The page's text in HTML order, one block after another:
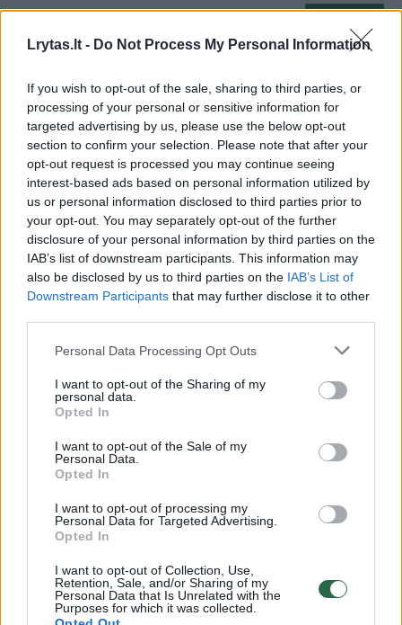
Lrytas.lt - Do Not Process My Personal Information
If you wish to opt-out of the sale, sharing to third parties, or
processing of your personal or sensitive information for
targeted advertising by us, please use the below opt-out
section to confirm your selection. Please note that after your
opt-out request is processed you may continue seeing
interest-based ads based on personal information utilized by
us or personal information disclosed to third parties prior to
your opt-out. You may separately opt-out of the further
disclosure of your personal information by third parties on the
IAB’s list of downstream participants. This information may
also be disclosed by us to third parties on the IAB’s List of
Downstream Participants that may further disclose it to other
Personal Data Processing Opt Outs
I want to opt-out of the Sharing of my
personal data.
Opted In
I want to opt-out of the Sale of my
Personal Data.
Opted In
I want to opt-out of processing my
Personal Data for Targeted Advertising.
Opted In
I want to opt-out of Collection, Use,
Retention, Sale, and/or Sharing of my
Personal Data that Is Unrelated with the
Purposes for which it was collected.
00:02:08
apgynė čempionų vardą
Visi įrašai
Žiūrimiausi įrašai
00:00:30
Vaizdai iš tragiškos avarijos Vilniaus r.: dviejų moterų ir
vaiko gyvybių išgelbėti nepavyko
00:00:57
Savaitės vidurys nusimato karštas: temperatūra kils iki
32 laipsnių šilumos
Žinios | Orai
Nufilmavo, kaip patvino Vilniaus Vakarinis aplinkkelis:
vaizdas pribloškia